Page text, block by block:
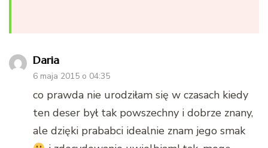
Daria
6 maja 2015 o 04:35
co prawda nie urodziłam się w czasach kiedy
ten deser był tak powszechny i dobrze znany,
ale dzięki prababci idealnie znam jego smak